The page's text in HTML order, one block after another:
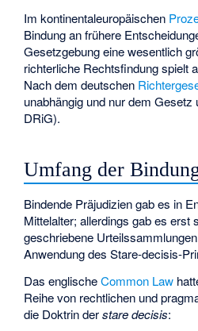
Im kontinentaleuropäischen
Bindung an frühere
Gesetzgebung eine wesentlich
richterliche Rechtsfindung spielt
Nach dem deutschen
unabhängig und nur dem Gesetz
DRiG).
Umfang der
Bindende Präjudizien gab es in
Mittelalter; allerdings gab es erst
geschriebene
Anwendung des Stare-decisis-
Das englischeCommon Law
Reihe von rechtlichen und
die Doktrin derstare decisis: